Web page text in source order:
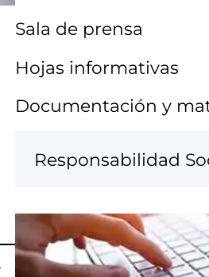
Sala de prensa
Hojas informativas
Documentación y
Responsabilidad